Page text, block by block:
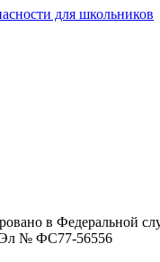
для школьников
в Федеральной
Эл № ФC77-56556